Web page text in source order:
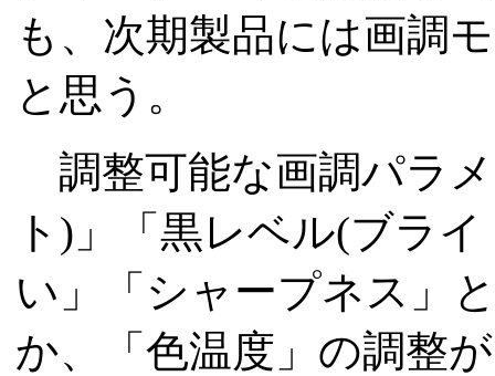
も、次期製品には画調
と思う。
調整可能な画調パラ
ト)」「黒レベル(ブラ
い」「シャープネス」
か、「色温度」の調整